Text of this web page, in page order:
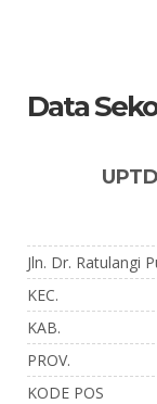
Data
Jln. Dr. Ratulangi
KEC.
KAB.
PROV.
KODE POS